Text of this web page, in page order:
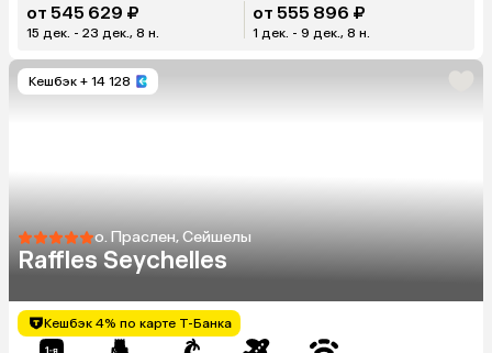
от 545 629 ₽
15 дек. - 23 дек., 8 н.
от 555 896 ₽
1 дек. - 9 дек., 8 н.
Кешбэк + 14 128
о. Праслен, Сейшелы
Raffles Seychelles
Кешбэк 4% по карте Т-Банка